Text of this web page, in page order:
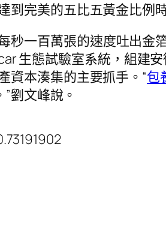
到完美的五比五黃金比例
秒一百萬張的速度吐出
生態試驗室系統，組
資本湊集的主要抓手。“包
劉文峰說。